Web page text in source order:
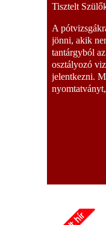
Tisztelt
A
jönni, akik
tantárgyból
osztályozó
jelentkezni.